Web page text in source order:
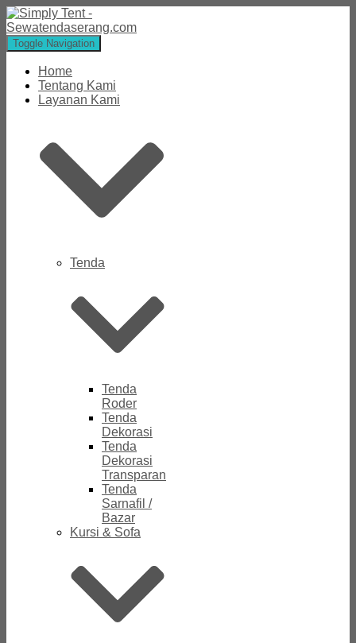
Toggle Navigation
Home
Tentang Kami
Layanan Kami
Tenda
Tenda
Roder
Tenda
Dekorasi
Tenda
Dekorasi
Transparan
Tenda
Sarnafil /
Bazar
Kursi & Sofa